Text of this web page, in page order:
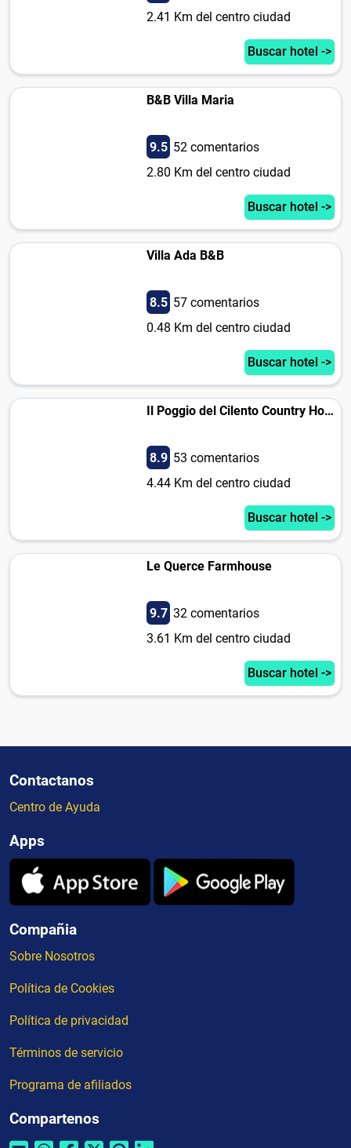
2.41 Km del centro ciudad
Buscar hotel ->
B&B Villa Maria
9.5 52 comentarios
2.80 Km del centro ciudad
Buscar hotel ->
Villa Ada B&B
8.5 57 comentarios
0.48 Km del centro ciudad
Buscar hotel ->
Il Poggio del Cilento Country House
8.9 53 comentarios
4.44 Km del centro ciudad
Buscar hotel ->
Le Querce Farmhouse
9.7 32 comentarios
3.61 Km del centro ciudad
Buscar hotel ->
Contactanos
Centro de Ayuda
Apps
Compañia
Sobre Nosotros
Política de Cookies
Política de privacidad
Términos de servicio
Programa de afiliados
Compartenos